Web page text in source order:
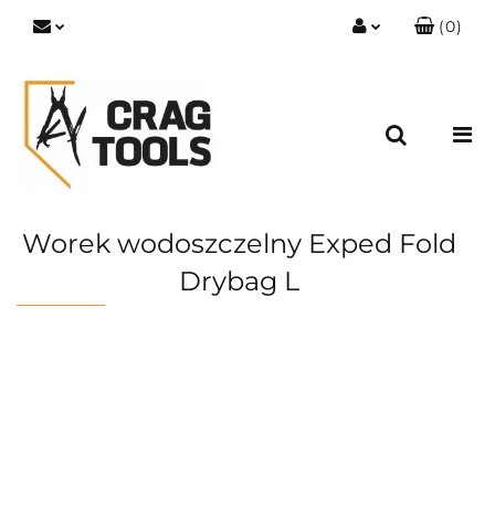
(0)
Worek wodoszczelny Exped Fold
Drybag L